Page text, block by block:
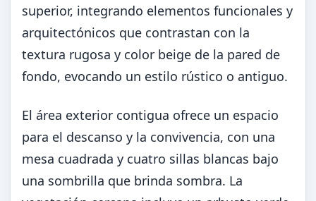
superior, integrando elementos funcionales y
arquitectónicos que contrastan con la
textura rugosa y color beige de la pared de
fondo, evocando un estilo rústico o antiguo.
El área exterior contigua ofrece un espacio
para el descanso y la convivencia, con una
mesa cuadrada y cuatro sillas blancas bajo
una sombrilla que brinda sombra. La